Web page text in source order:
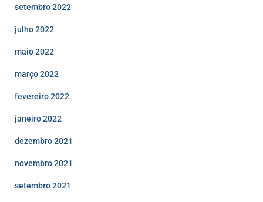
setembro 2022
julho 2022
maio 2022
março 2022
fevereiro 2022
janeiro 2022
dezembro 2021
novembro 2021
setembro 2021